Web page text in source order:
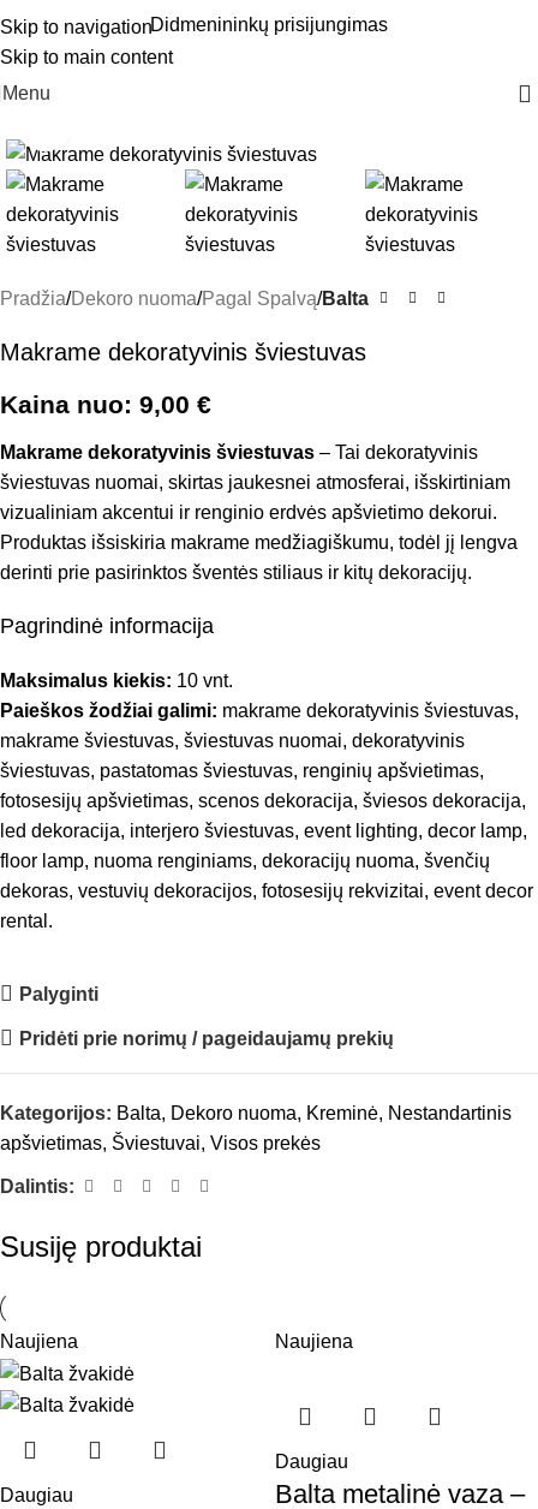
Skip to navigation
Skip to main content
Didmenininkų prisijungimas
Menu
Pradžia Dekoro nuoma Pagal Spalvą Balta
Makrame dekoratyvinis šviestuvas
Kaina nuo: 9,00 €
Makrame dekoratyvinis šviestuvas – Tai dekoratyvinis
šviestuvas nuomai, skirtas jaukesnei atmosferai, išskirtiniam
vizualiniam akcentui ir renginio erdvės apšvietimo dekorui.
Produktas išsiskiria makrame medžiagiškumu, todėl jį lengva
derinti prie pasirinktos šventės stiliaus ir kitų dekoracijų.
Pagrindinė informacija
Maksimalus kiekis: 10 vnt.
Paieškos žodžiai galimi: makrame dekoratyvinis šviestuvas,
makrame šviestuvas, šviestuvas nuomai, dekoratyvinis
šviestuvas, pastatomas šviestuvas, renginių apšvietimas,
fotosesijų apšvietimas, scenos dekoracija, šviesos dekoracija,
led dekoracija, interjero šviestuvas, event lighting, decor lamp,
floor lamp, nuoma renginiams, dekoracijų nuoma, švenčių
dekoras, vestuvių dekoracijos, fotosesijų rekvizitai, event decor
rental.
Palyginti
Pridėti prie norimų / pageidaujamų prekių
Kategorijos: Balta, Dekoro nuoma, Kreminė, Nestandartinis
apšvietimas, Šviestuvai, Visos prekės
Dalintis:
Susiję produktai
Naujiena
Daugiau
Naujiena
Daugiau
Balta metalinė vaza –